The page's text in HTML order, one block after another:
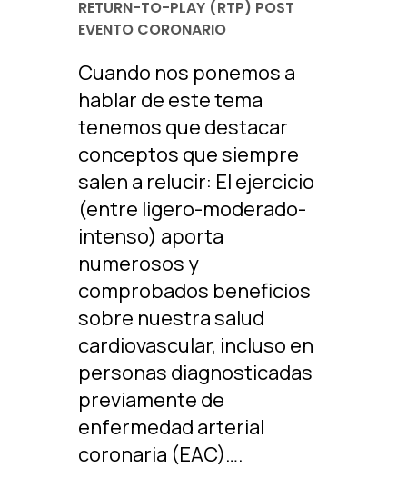
RETURN-TO-PLAY (RTP) POST
EVENTO CORONARIO
Cuando nos ponemos a
hablar de este tema
tenemos que destacar
conceptos que siempre
salen a relucir: El ejercicio
(entre ligero-moderado-
intenso) aporta
numerosos y
comprobados beneficios
sobre nuestra salud
cardiovascular, incluso en
personas diagnosticadas
previamente de
enfermedad arterial
coronaria (EAC)….